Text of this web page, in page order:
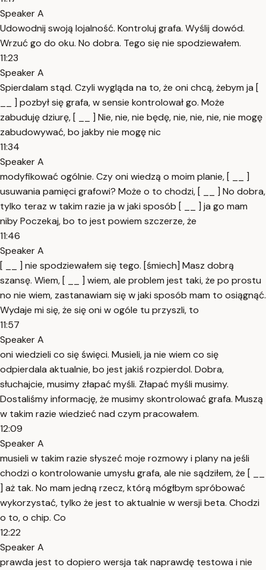
Speaker A
Udowodnij swoją lojalność. Kontroluj grafa. Wyślij dowód.
Wrzuć go do oku. No dobra. Tego się nie spodziewałem.
11:23
Speaker A
Spierdalam stąd. Czyli wygląda na to, że oni chcą, żebym ja [
__ ] pozbył się grafa, w sensie kontrolował go. Może
zabuduję dziurę, [ __ ] Nie, nie, nie będę, nie, nie, nie, nie mogę
zabudowywać, bo jakby nie mogę nic
11:34
Speaker A
modyfikować ogólnie. Czy oni wiedzą o moim planie, [ __ ]
usuwania pamięci grafowi? Może o to chodzi, [ __ ] No dobra,
tylko teraz w takim razie ja w jaki sposób [ __ ] ja go mam
niby Poczekaj, bo to jest powiem szczerze, że
11:46
Speaker A
[ __ ] nie spodziewałem się tego. [śmiech] Masz dobrą
szansę. Wiem, [ __ ] wiem, ale problem jest taki, że po prostu
no nie wiem, zastanawiam się w jaki sposób mam to osiągnąć.
Wydaje mi się, że się oni w ogóle tu przyszli, to
11:57
Speaker A
oni wiedzieli co się święci. Musieli, ja nie wiem co się
odpierdala aktualnie, bo jest jakiś rozpierdol. Dobra,
słuchajcie, musimy złapać myśli. Złapać myśli musimy.
Dostaliśmy informację, że musimy skontrolować grafa. Muszą
w takim razie wiedzieć nad czym pracowałem.
12:09
Speaker A
musieli w takim razie słyszeć moje rozmowy i plany na jeśli
chodzi o kontrolowanie umysłu grafa, ale nie sądziłem, że [ __
] aż tak. No mam jedną rzecz, którą mógłbym spróbować
wykorzystać, tylko że jest to aktualnie w wersji beta. Chodzi
o to, o chip. Co
12:22
Speaker A
prawda jest to dopiero wersja tak naprawdę testowa i nie